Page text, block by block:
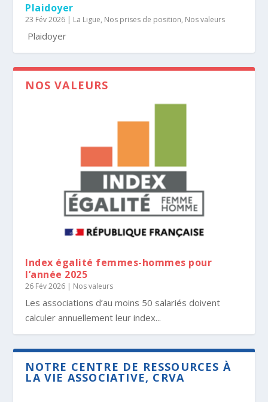
Plaidoyer
23 Fév 2026 | La Ligue, Nos prises de position, Nos valeurs
Plaidoyer
NOS VALEURS
Index égalité femmes-hommes pour
l’année 2025
26 Fév 2026 | Nos valeurs
Les associations d’au moins 50 salariés doivent
calculer annuellement leur index...
NOTRE CENTRE DE RESSOURCES À
LA VIE ASSOCIATIVE, CRVA